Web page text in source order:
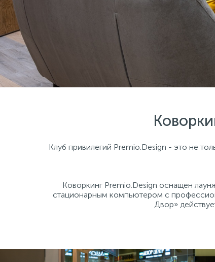
Клуб привилегий Premio.Design - это не
Коворкинг Premio.Design оснащен
стационарным компьютером с
Двор»